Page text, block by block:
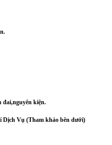
kiện.
Dịch Vụ (Tham khảo bên dưới)